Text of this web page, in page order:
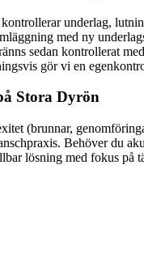
underlag,
med ny
sedan kontrollerat
gör vi en
Stora Dyrön
(brunnar,
Behöver du
lösning med fokus